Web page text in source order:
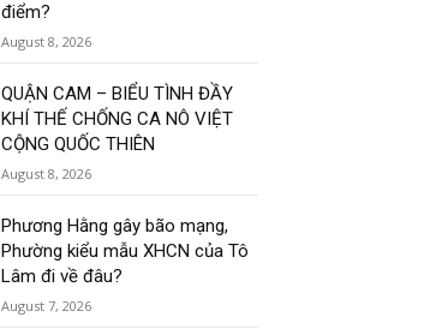
điểm?
August 8, 2026
QUẬN CAM – BIỂU TÌNH ĐẦY
KHÍ THẾ CHỐNG CA NÔ VIỆT
CỘNG QUỐC THIÊN
August 8, 2026
Phương Hằng gây bão mạng,
Phường kiểu mẫu XHCN của Tô
Lâm đi về đâu?
August 7, 2026